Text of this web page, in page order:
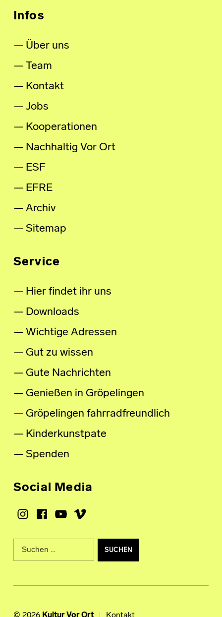
Infos
Über uns
Team
Kontakt
Jobs
Kooperationen
Nachhaltig Vor Ort
ESF
EFRE
Archiv
Sitemap
Service
Hier findet ihr uns
Downloads
Wichtige Adressen
Gut zu wissen
Gute Nachrichten
Genießen in Gröpelingen
Gröpelingen fahrradfreundlich
Kinderkunstpate
Spenden
Social Media
Instagram
Facebook
Youtube
Vimeo
Suche nach: